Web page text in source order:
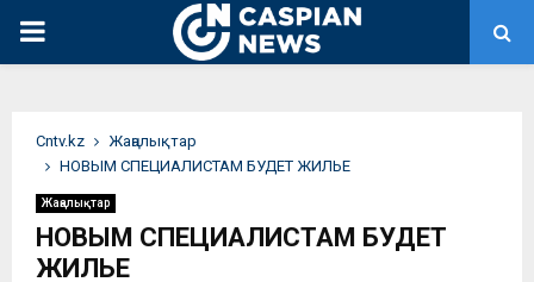
PRIMARY
Сntv.kz
Жаңалықтар
НОВЫМ СПЕЦИАЛИСТАМ БУДЕТ ЖИЛЬЕ
Жаңалықтар
НОВЫМ СПЕЦИАЛИСТАМ БУДЕТ
ЖИЛЬЕ